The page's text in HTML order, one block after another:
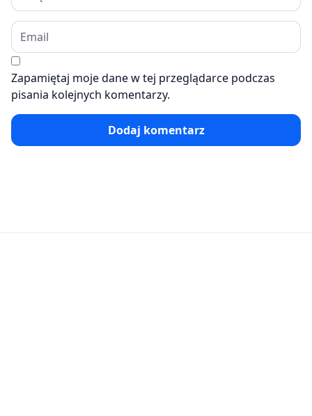
Zapamiętaj moje dane w tej przeglądarce podczas
pisania kolejnych komentarzy.
Dodaj komentarz